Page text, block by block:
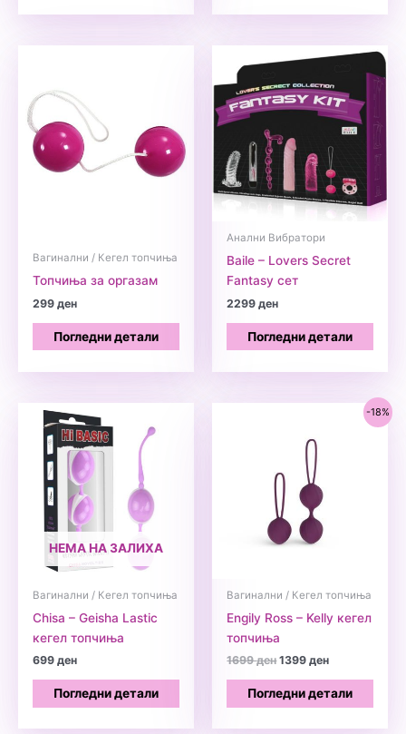
Вагинални / Кегел топчиња
Топчиња за оргазам
299ден
Погледни детали
Анални Вибратори
Baile – Lovers Secret
Fantasy сет
2299ден
Погледни детали
НЕМА НА ЗАЛИХА
Вагинални / Кегел топчиња
Chisa – Geisha Lastic
кегел топчиња
699ден
Погледни детали
-18%
Вагинални / Кегел топчиња
Engily Ross – Kelly кегел
топчиња
1699денOriginal
was:
1699 ден.
1399денCurrent
is:
Погледни детали